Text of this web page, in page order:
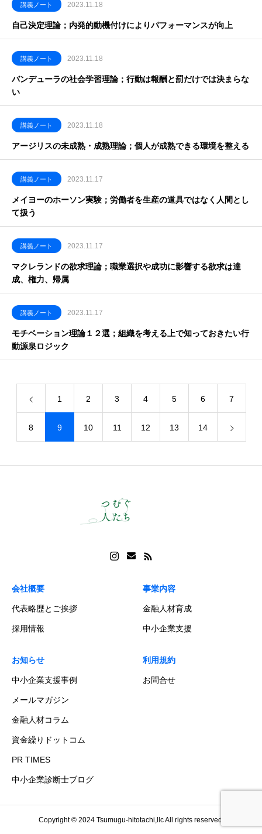
講義ノート 2023.11.18
自己決定理論；内発的動機付けによりパフォーマンスが向上
講義ノート 2023.11.18
バンデューラの社会学習理論；行動は報酬と罰だけでは決まらな
い
講義ノート 2023.11.18
アージリスの未成熟・成熟理論；個人が成熟できる環境を整える
講義ノート 2023.11.17
メイヨーのホーソン実験；労働者を生産の道具ではなく人間とし
て扱う
講義ノート 2023.11.17
マクレランドの欲求理論；職業選択や成功に影響する欲求は達
成、権力、帰属
講義ノート 2023.11.17
モチベーション理論１２選；組織を考える上で知っておきたい行
動源泉ロジック
1 2 3 4 5 6 7
8 9 10 11 12 13 14
会社概要
代表略歴とご挨拶
採用情報
事業内容
金融人材育成
中小企業支援
お知らせ
中小企業支援事例
メールマガジン
金融人材コラム
資金繰りドットコム
PR TIMES
中小企業診断士ブログ
利用規約
お問合せ
Copyright © 2024 Tsumugu-hitotachi,llc All rights reserved.